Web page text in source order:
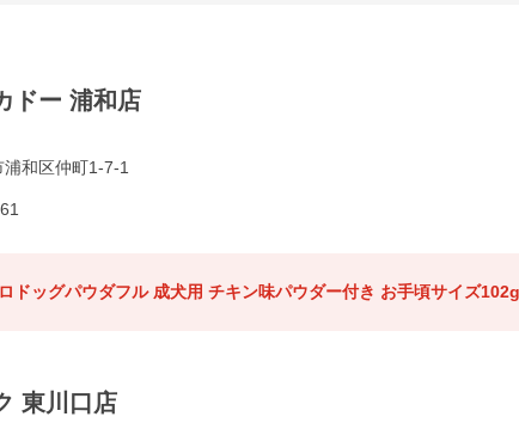
ドー 浦和店
和区仲町1-7-1
ドッグパウダフル 成犬用 チキン味パウダー付き お手頃サイズ102g
東川口店